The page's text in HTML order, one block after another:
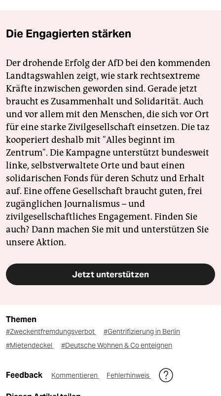
Die Engagierten stärken
Der drohende Erfolg der AfD bei den kommenden
Landtagswahlen zeigt, wie stark rechtsextreme
Kräfte inzwischen geworden sind. Gerade jetzt
braucht es Zusammenhalt und Solidarität. Auch
und vor allem mit den Menschen, die sich vor Ort
für eine starke Zivilgesellschaft einsetzen. Die taz
kooperiert deshalb mit "Alles beginnt im
Zentrum". Die Kampagne unterstützt bundesweit
linke, selbstverwaltete Orte und baut einen
solidarischen Fonds für deren Schutz und Erhalt
auf. Eine offene Gesellschaft braucht guten, frei
zugänglichen Journalismus – und
zivilgesellschaftliches Engagement. Finden Sie
auch? Dann machen Sie mit und unterstützen Sie
unsere Aktion.
Jetzt unterstützen
Themen
#Zweckentfremdungsverbot
#Gentrifizierung in Berlin
#Mietendeckel
#Deutsche Wohnen & Co enteignen
Feedback Kommentieren Fehlerhinweis